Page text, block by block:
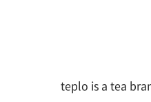
teplo is a tea